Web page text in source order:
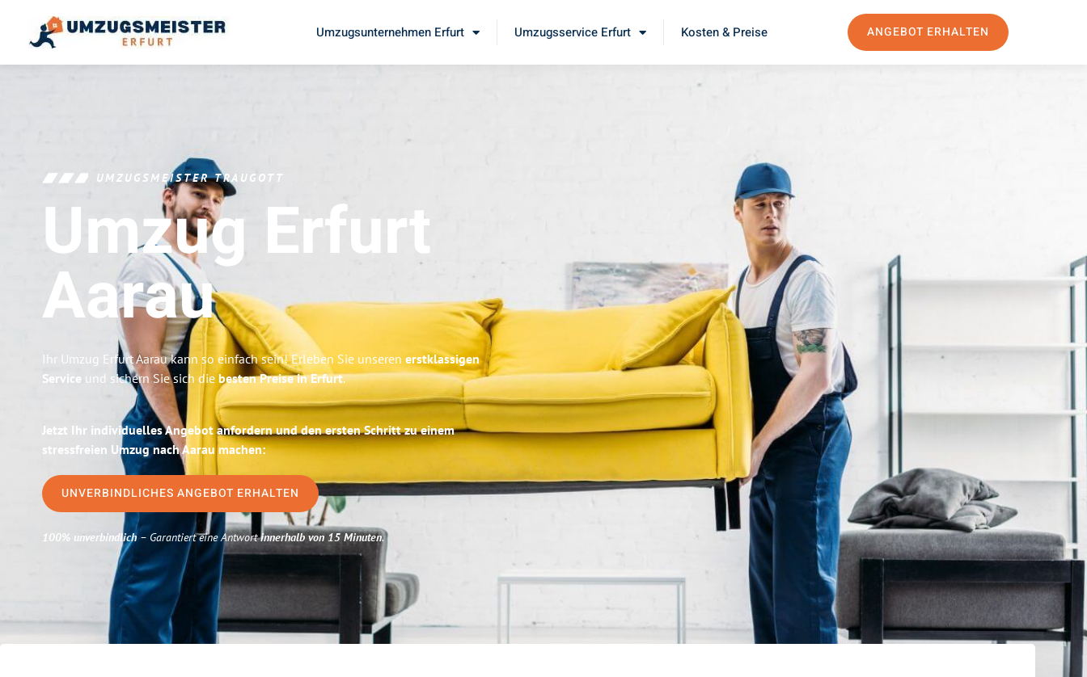
Umzugsunternehmen Erfurt Umzugsservice Erfurt Kosten & Preise ANGEBOT ERHALTEN
UMZUGSMEISTER TRAUGOTT
Umzug Erfurt
Aarau
Ihr Umzug Erfurt Aarau kann so einfach sein! Erleben Sie unseren erstklassigen
Service und sichern Sie sich die besten Preise in Erfurt.
Jetzt Ihr individuelles Angebot anfordern und den ersten Schritt zu einem
stressfreien Umzug nach Aarau machen:
UNVERBINDLICHES ANGEBOT ERHALTEN
100% unverbindlich– Garantiert eine Antwortinnerhalb von 15 Minuten.